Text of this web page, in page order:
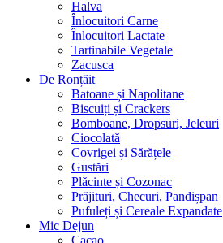
Halva
Înlocuitori Carne
Înlocuitori Lactate
Tartinabile Vegetale
Zacusca
De Ronțăit
Batoane și Napolitane
Biscuiți și Crackers
Bomboane, Dropsuri, Jeleuri
Ciocolată
Covrigei și Sărățele
Gustări
Plăcinte și Cozonac
Prăjituri, Checuri, Pandișpan
Pufuleți și Cereale Expandate
Mic Dejun
Cacao